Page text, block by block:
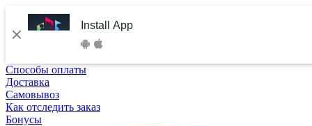
Install App
Способы оплаты
Доставка
Самовывоз
Как отследить заказ
Бонусы